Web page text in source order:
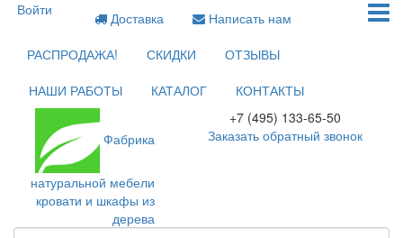
Войти Доставка
Написать нам
РАСПРОДАЖА!
СКИДКИ
ОТЗЫВЫ
НАШИ РАБОТЫ
КАТАЛОГ КОНТАКТЫ
Фабрика
натуральной мебели
кровати и шкафы из
дерева
+7 (495) 133-65-50
Заказать обратный звонок